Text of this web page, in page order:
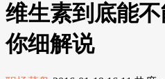
维生素到底能
你细解说